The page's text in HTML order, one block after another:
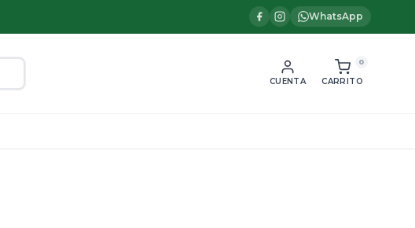
WhatsApp
CUENTA
0
CARRITO